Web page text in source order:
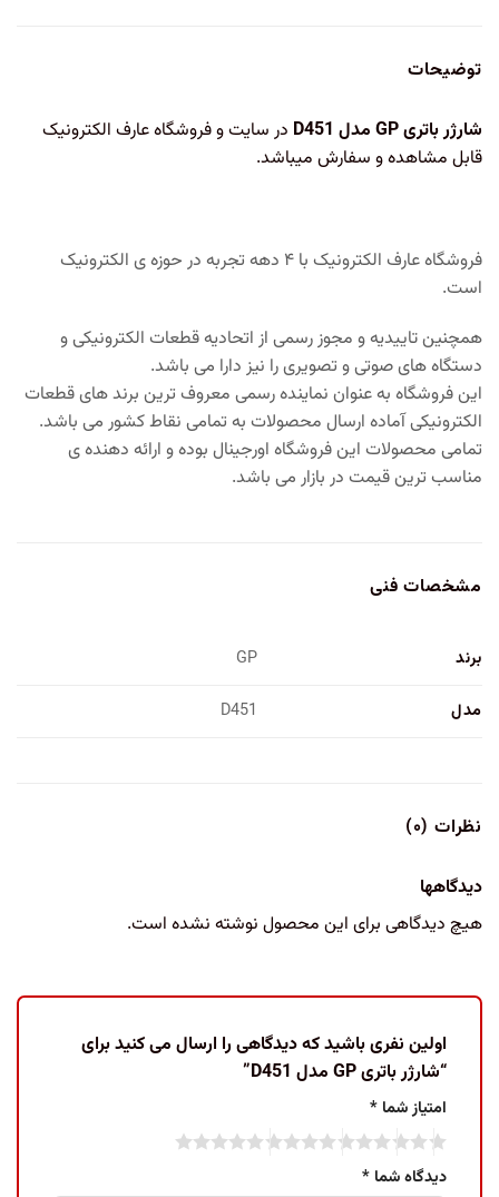
توضیحات
شارژر باتری GP مدل D451
در سایت و فروشگاه عارف الکترونیک
قابل مشاهده و سفارش میباشد.
فروشگاه عارف الکترونیک با ۴ دهه تجربه در حوزه ی الکترونیک
است.
همچنین تاییدیه و مجوز رسمی از اتحادیه قطعات الکترونیکی و
دستگاه های صوتی و تصویری را نیز دارا می باشد.
این فروشگاه به عنوان نماینده رسمی معروف ترین برند های قطعات
الکترونیکی آماده ارسال محصولات به تمامی نقاط کشور می باشد.
تمامی محصولات این فروشگاه اورجینال بوده و ارائه دهنده ی
مناسب ترین قیمت در بازار می باشد.
مشخصات فنی
برند GP
مدل D451
نظرات (۰)
دیدگاهها
هیچ دیدگاهی برای این محصول نوشته نشده است.
اولین نفری باشید که دیدگاهی را ارسال می کنید برای
“شارژر باتری GP مدل D451”
امتیاز شما *
دیدگاه شما *